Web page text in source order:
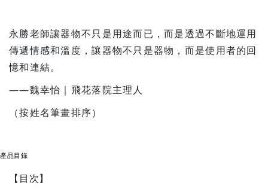
永勝老師讓器物不只是用途而已，而是透過不斷地運用
傳遞情感和溫度，讓器物不只是器物，而是使用者的回
憶和連結。
——魏幸怡｜飛花落院主理人
（按姓名筆畫排序）
產品目錄
【目次】